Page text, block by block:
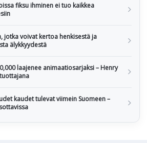
fiksu ihminen ei tuo kaikkea
jotka voivat kertoa henkisestä ja
älykkyydestä
laajenee animaatiosarjaksi – Henry
kaudet tulevat viimein Suomeen –